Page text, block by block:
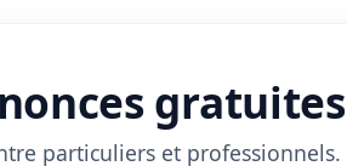
gratuites
particuliers et professionnels.